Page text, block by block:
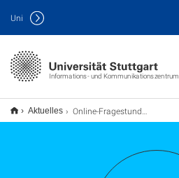
Informations- und Kommunikationszentrum
Uni
Aktuelles Online-Fragestunde OpenCms via Webex Meetings